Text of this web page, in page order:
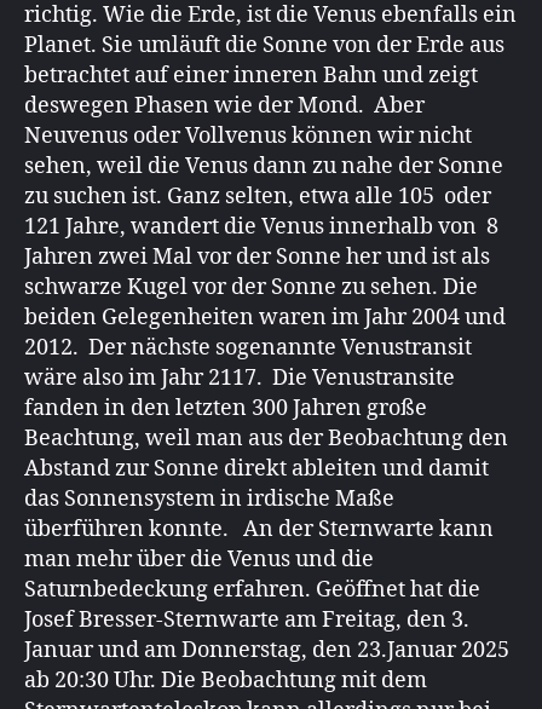
richtig. Wie die Erde, ist die Venus ebenfalls ein
Planet. Sie umläuft die Sonne von der Erde aus
betrachtet auf einer inneren Bahn und zeigt
deswegen Phasen wie der Mond. Aber
Neuvenus oder Vollvenus können wir nicht
sehen, weil die Venus dann zu nahe der Sonne
zu suchen ist. Ganz selten, etwa alle 105 oder
121 Jahre, wandert die Venus innerhalb von 8
Jahren zwei Mal vor der Sonne her und ist als
schwarze Kugel vor der Sonne zu sehen. Die
beiden Gelegenheiten waren im Jahr 2004 und
2012. Der nächste sogenannte Venustransit
wäre also im Jahr 2117. Die Venustransite
fanden in den letzten 300 Jahren große
Beachtung, weil man aus der Beobachtung den
Abstand zur Sonne direkt ableiten und damit
das Sonnensystem in irdische Maße
überführen konnte. An der Sternwarte kann
man mehr über die Venus und die
Saturnbedeckung erfahren. Geöffnet hat die
Josef Bresser-Sternwarte am Freitag, den 3.
Januar und am Donnerstag, den 23.Januar 2025
ab 20:30 Uhr. Die Beobachtung mit dem